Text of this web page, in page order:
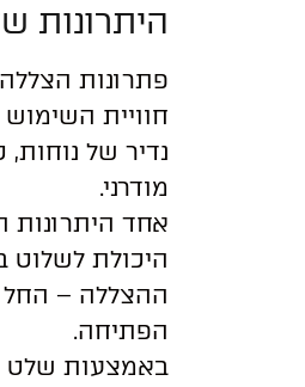
היתרונות
פתרונות
חוויית השימוש
נדיר של נוחות,
מודרני.
אחד היתרונות
היכולת לשלוט
ההצללה – החל
הפתיחה.
באמצעות שלט